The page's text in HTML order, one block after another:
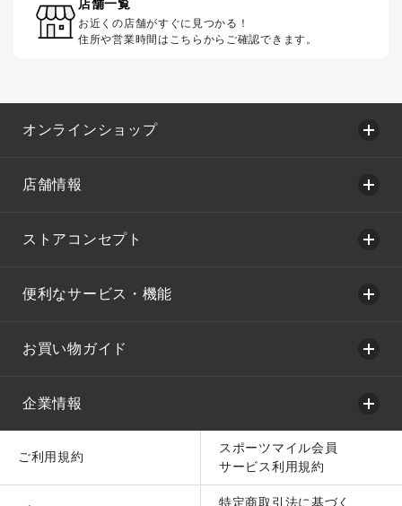
店舗一覧
お近くの店舗がすぐに見つかる！
住所や営業時間はこちらからご確認できます。
オンラインショップ
店舗情報
ストアコンセプト
便利なサービス・機能
お買い物ガイド
企業情報
ご利用規約
スポーツマイル会員
サービス利用規約
特定商取引法に基づく